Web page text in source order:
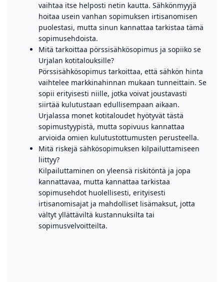
vaihtaa itse helposti netin kautta. Sähkönmyyjä
hoitaa usein vanhan sopimuksen irtisanomisen
puolestasi, mutta sinun kannattaa tarkistaa tämä
sopimusehdoista.
Mitä tarkoittaa pörssisähkösopimus ja sopiiko se
Urjalan kotitalouksille?
Pörssisähkösopimus tarkoittaa, että sähkön hinta
vaihtelee markkinahinnan mukaan tunneittain. Se
sopii erityisesti niille, jotka voivat joustavasti
siirtää kulutustaan edullisempaan aikaan.
Urjalassa monet kotitaloudet hyötyvät tästä
sopimustyypistä, mutta sopivuus kannattaa
arvioida omien kulutustottumusten perusteella.
Mitä riskejä sähkösopimuksen kilpailuttamiseen
liittyy?
Kilpailuttaminen on yleensä riskitöntä ja jopa
kannattavaa, mutta kannattaa tarkistaa
sopimusehdot huolellisesti, erityisesti
irtisanomisajat ja mahdolliset lisämaksut, jotta
vältyt yllättäviltä kustannuksilta tai
sopimusvelvoitteilta.